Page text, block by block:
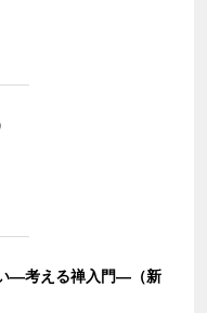
―考える禅入門―（新